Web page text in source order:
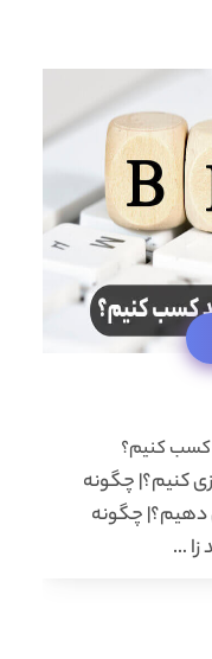
کسب کنیم؟
کنیم؟| چگونه
دهیم؟| چگونه
زا …